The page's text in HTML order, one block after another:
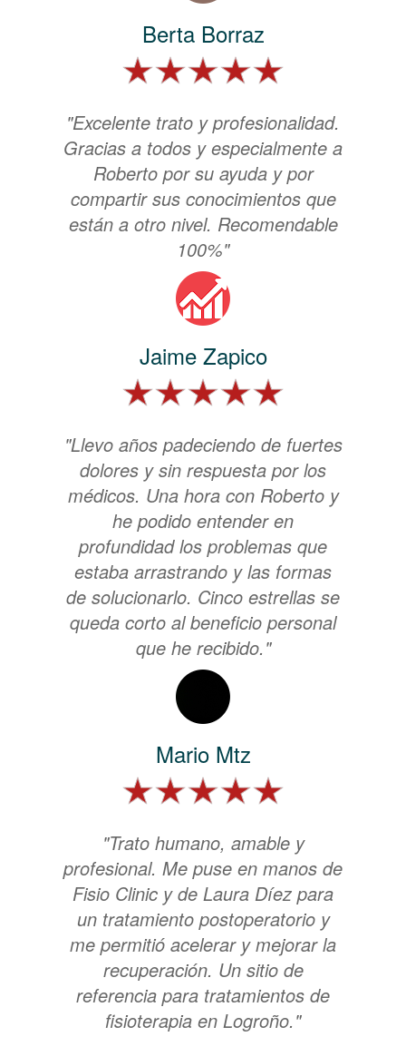
Berta Borraz
"Excelente trato y profesionalidad.
Gracias a todos y especialmente a
Roberto por su ayuda y por
compartir sus conocimientos que
están a otro nivel. Recomendable
100%"
Jaime Zapico
"Llevo años padeciendo de fuertes
dolores y sin respuesta por los
médicos. Una hora con Roberto y
he podido entender en
profundidad los problemas que
estaba arrastrando y las formas
de solucionarlo. Cinco estrellas se
queda corto al beneficio personal
que he recibido."
Mario Mtz
"Trato humano, amable y
profesional. Me puse en manos de
Fisio Clinic y de Laura Díez para
un tratamiento postoperatorio y
me permitió acelerar y mejorar la
recuperación. Un sitio de
referencia para tratamientos de
fisioterapia en Logroño."